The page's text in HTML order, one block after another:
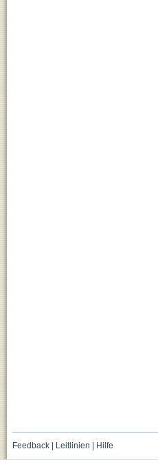
Feedback| Leitlinien | Hilfe